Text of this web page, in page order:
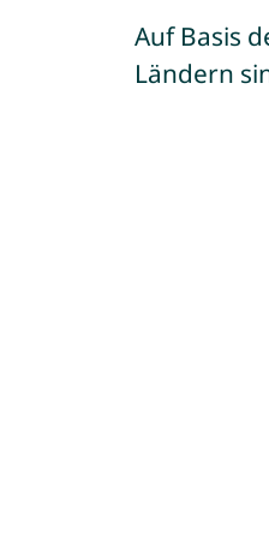
Auf Basis
Ländern